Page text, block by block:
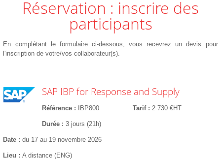
Réservation : inscrire des
participants
En complétant le formulaire ci-dessous, vous recevrez un devis pour
l'inscription de votre/vos collaborateur(s).
SAP IBP for Response and Supply
Référence IBP800 Tarif 2 730 €HT
Durée 3 jours (21h)
Date du 17 au 19 novembre 2026
Lieu A distance (ENG)